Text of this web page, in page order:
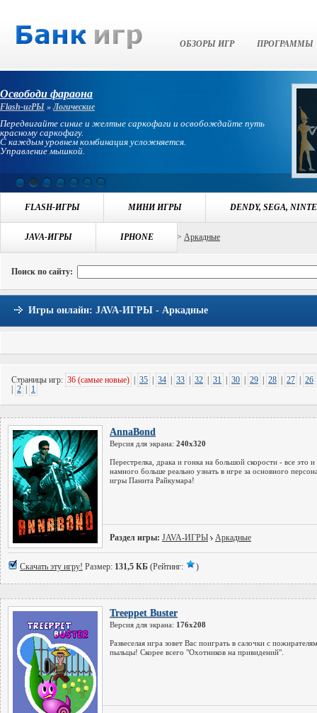
ОБЗОРЫ ИГР ПРОГРАММЫ
Освободи фараона
Flash-игРЫ »Логические
Передвигайте синие и желтые саркофаги и освобождайте путь
красному саркофагу.
С каждым уровнем комбинация усложняется.
Управление мышкой.
FLASH-ИГРЫ МИНИ ИГРЫ DENDY, SEGA,
JAVA-ИГРЫ IPHONE
Навигация:БАНК ИГР ИГРЫ JAVA-ИГРЫ >> Аркадные
Поиск по сайту:
Игры онлайн: JAVA-ИГРЫ - Аркадные
Страницы игр: 36 (самые новые) 35 34 33 32 31 30 29 28 27 26
2 1
AnnaBond
Версия для экрана: 240x320
Перестрелка, драка и гонка на большой скорости - все это и
намного больше реально узнать в игре за основного
игры Панита Райкумара!
Раздел игры: JAVA-ИГРЫ Аркадные
Скачать эту игру! Размер: 131,5 КБ (Рейтинг: )
Treeppet Buster
Версия для экрана: 176x208
Развеселая игра зовет Вас поиграть в салочки с
пыльцы! Скорее всего "Охотников на привидений".